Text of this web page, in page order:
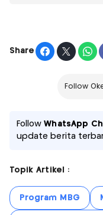
Share
Follow
FollowWhatsApp
update berita
Topik Artikel :
Program MBG